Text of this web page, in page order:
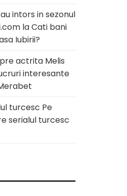
intors in sezonul
laCati bani
Iubirii?
actrita Melis
interesante
turcesc Pe
serialul turcesc